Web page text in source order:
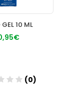
GEL 10 ML
(0)